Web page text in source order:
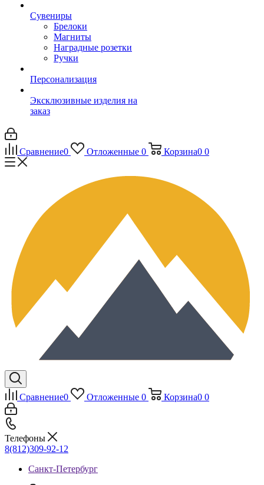
Сувениры
Брелоки
Магниты
Наградные розетки
Ручки
Персонализация
Эксклюзивные изделия на
заказ
Сравнение0 Отложенные 0 Корзина0 0
Сравнение0 Отложенные 0 Корзина0 0
Телефоны
8(812)309-92-12
Санкт-Петербург